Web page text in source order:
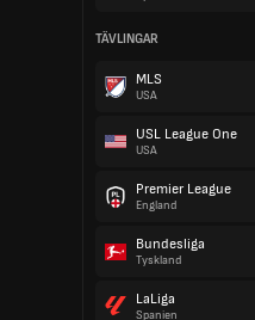
TÄVLINGAR
MLS
USA
USL League One
USA
Premier League
England
Bundesliga
Tyskland
LaLiga
Spanien